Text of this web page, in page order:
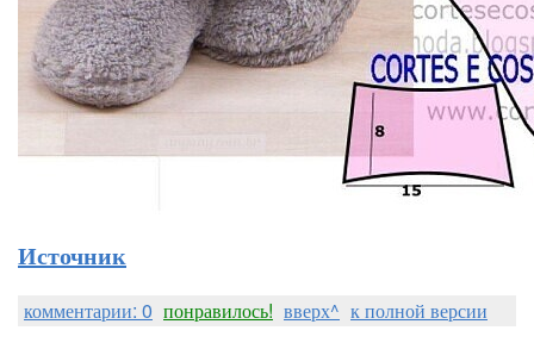
Источник
комментарии: 0 понравилось! вверх^ к полной версии